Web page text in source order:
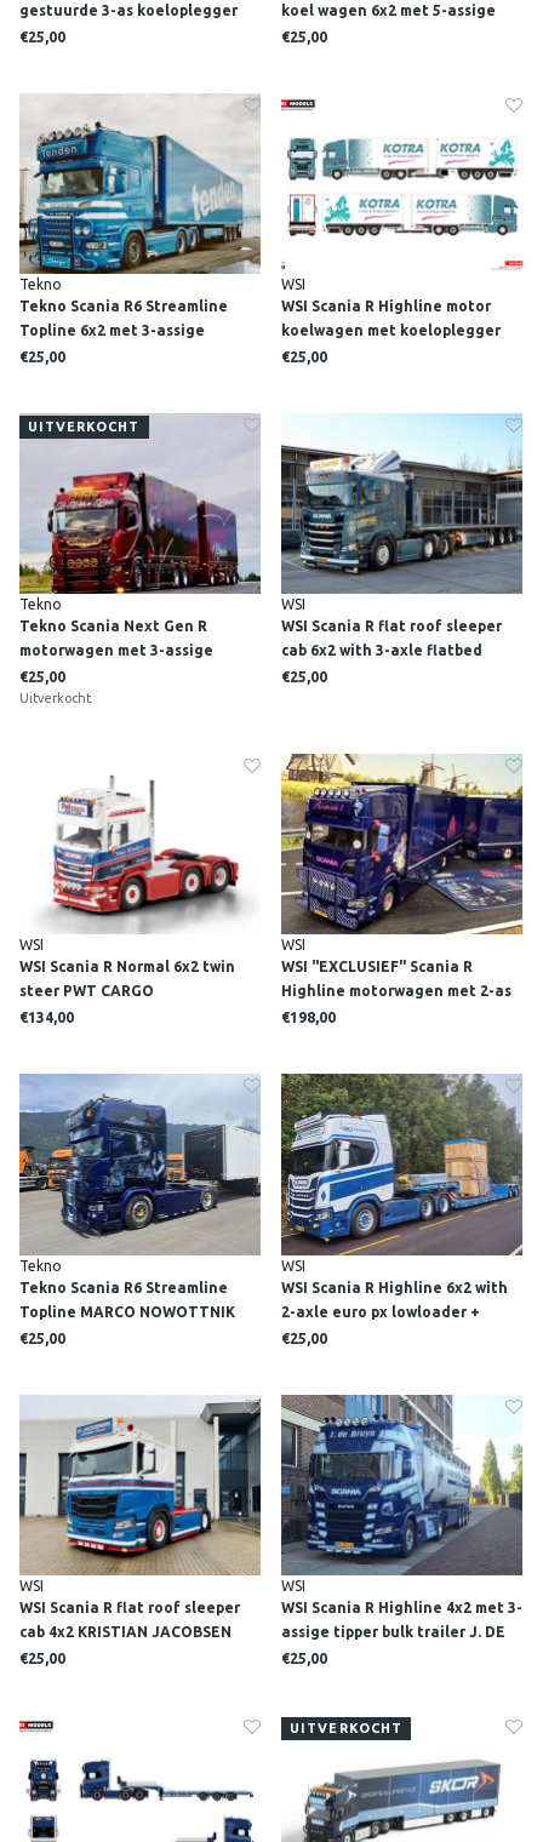
gestuurde 3-as koeloplegger
J.Q. VAN DER MEER
€25,00
koel wagen 6x2 met 5-assige
koel trailer IRONCROFT
€25,00
Tekno
Tekno Scania R6 Streamline
Topline 6x2 met 3-assige
koeloplegger TENDEN
€25,00
WSI
WSI Scania R Highline motor
koelwagen met koeloplegger
KOTRA
€25,00
UITVERKOCHT
Tekno
Tekno Scania Next Gen R
motorwagen met 3-assige
schamel aanhanger HEINRICHS
€25,00
Uitverkocht
WSI
WSI Scania R flat roof sleeper
cab 6x2 with 3-axle flatbed
trailer M. VAN DEN HEUVEL
€25,00
WSI
WSI Scania R Normal 6x2 twin
steer PWT CARGO
€134,00
WSI
WSI "EXCLUSIEF" Scania R
Highline motorwagen met 2-as
oplegger R&R WOLFF FLOWERS
€198,00
Tekno
Tekno Scania R6 Streamline
Topline MARCO NOWOTTNIK
"TOMB RAIDER"
€25,00
WSI
WSI Scania R Highline 6x2 with
2-axle euro px lowloader +
wooden box with top seal DKJ
€25,00
WSI
WSI Scania R flat roof sleeper
cab 4x2 KRISTIAN JACOBSEN
€25,00
WSI
WSI Scania R Highline 4x2 met 3-
assige tipper bulk trailer J. DE
BRUYN
€25,00
UITVERKOCHT